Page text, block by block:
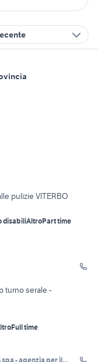
pulizie VITERBO
disabiliAltroPart time
turno serale -
Full time